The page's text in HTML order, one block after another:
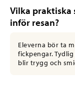
Vilka praktiska
inför resan?
Eleverna bör ta
fickpengar.
blir trygg och